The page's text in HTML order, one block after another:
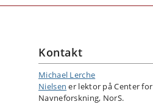
Kontakt
Michael Lerche
Nielsen er lektor på Center for
Navneforskning, NorS.